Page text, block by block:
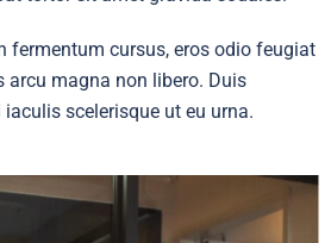
fermentum cursus, eros odio feugiat
arcu magna non libero. Duis
scelerisque ut eu urna.